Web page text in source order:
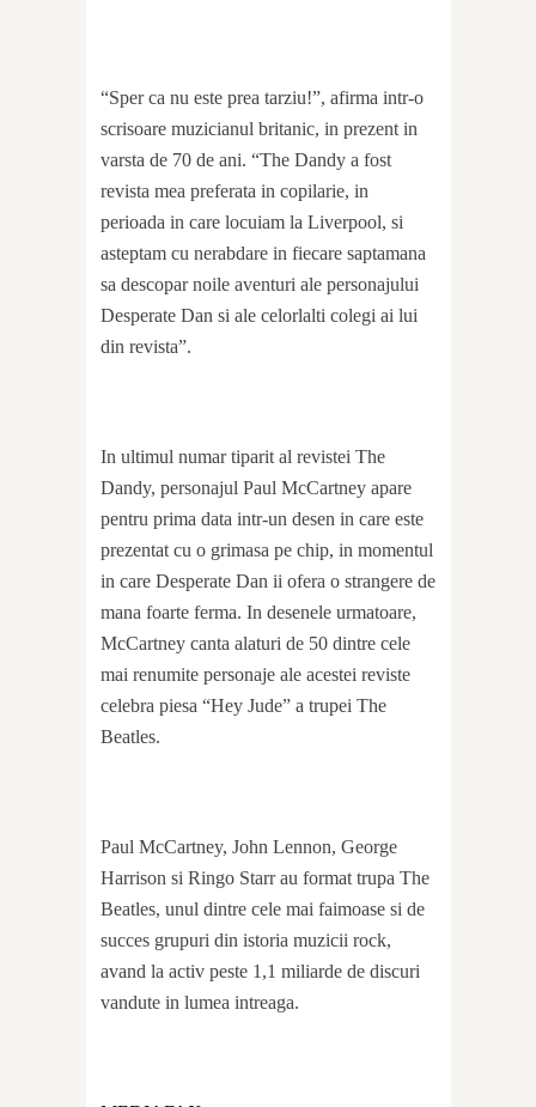
“Sper ca nu este prea tarziu!”, afirma intr-o
scrisoare muzicianul britanic, in prezent in
varsta de 70 de ani. “The Dandy a fost
revista mea preferata in copilarie, in
perioada in care locuiam la Liverpool, si
asteptam cu nerabdare in fiecare saptamana
sa descopar noile aventuri ale personajului
Desperate Dan si ale celorlalti colegi ai lui
din revista”.
In ultimul numar tiparit al revistei The
Dandy, personajul Paul McCartney apare
pentru prima data intr-un desen in care este
prezentat cu o grimasa pe chip, in momentul
in care Desperate Dan ii ofera o strangere de
mana foarte ferma. In desenele urmatoare,
McCartney canta alaturi de 50 dintre cele
mai renumite personaje ale acestei reviste
celebra piesa “Hey Jude” a trupei The
Beatles.
Paul McCartney, John Lennon, George
Harrison si Ringo Starr au format trupa The
Beatles, unul dintre cele mai faimoase si de
succes grupuri din istoria muzicii rock,
avand la activ peste 1,1 miliarde de discuri
vandute in lumea intreaga.